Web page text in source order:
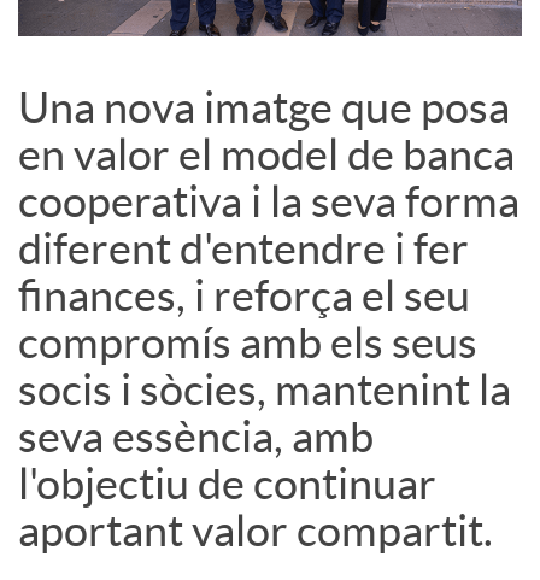
S
o
c
i
a
l
Una nova imatge que posa
en valor el model de banca
cooperativa i la seva forma
diferent d'entendre i fer
finances, i reforça el seu
compromís amb els seus
socis i sòcies, mantenint la
seva essència, amb
l'objectiu de continuar
aportant valor compartit.